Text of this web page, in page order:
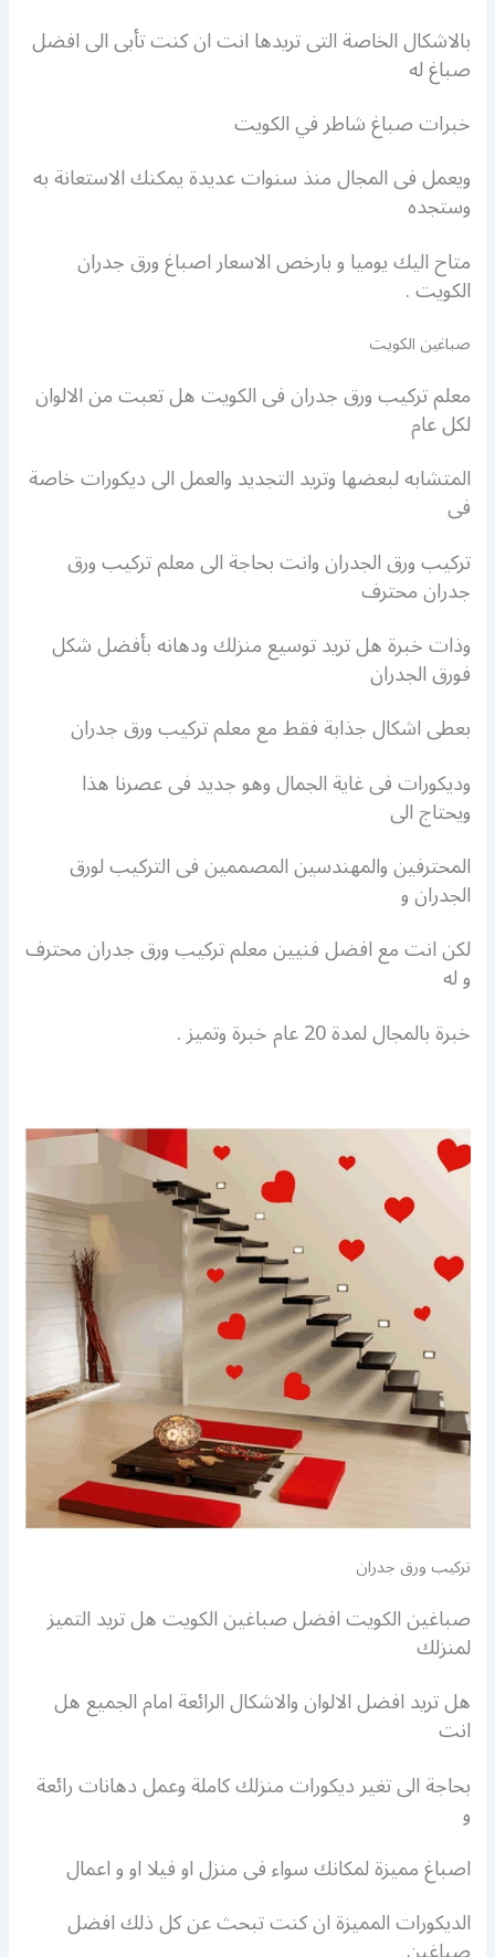
بالاشكال الخاصة التى تريدها انت ان كنت تأبى الى افضل
صباغ له
خبرات صباغ شاطر في الكويت
ويعمل فى المجال منذ سنوات عديدة يمكنك الاستعانة به
وستجده
متاح اليك يوميا و بارخص الاسعار اصباغ ورق جدران
الكويت .
صباغين الكويت
معلم تركيب ورق جدران فى الكويت هل تعبت من الالوان
لكل عام
المتشابه لبعضها وتريد التجديد والعمل الى ديكورات خاصة
فى
تركيب ورق الجدران وانت بحاجة الى معلم تركيب ورق
جدران محترف
وذات خبرة هل تريد توسيع منزلك ودهانه بأفضل شكل
فورق الجدران
بعطى اشكال جذابة فقط مع معلم تركيب ورق جدران
وديكورات فى غاية الجمال وهو جديد فى عصرنا هذا
ويحتاج الى
المحترفين والمهندسين المصممين فى التركيب لورق
الجدران و
لكن انت مع افضل فنيين معلم تركيب ورق جدران محترف
و له
خبرة بالمجال لمدة 20 عام خبرة وتميز .
تركيب ورق جدران
صباغين الكويت افضل صباغين الكويت هل تريد التميز
لمنزلك
هل تريد افضل الالوان والاشكال الرائعة امام الجميع هل
انت
بحاجة الى تغير ديكورات منزلك كاملة وعمل دهانات رائعة
و
اصباغ مميزة لمكانك سواء فى منزل او فيلا او و اعمال
الديكورات المميزة ان كنت تبحث عن كل ذلك افضل